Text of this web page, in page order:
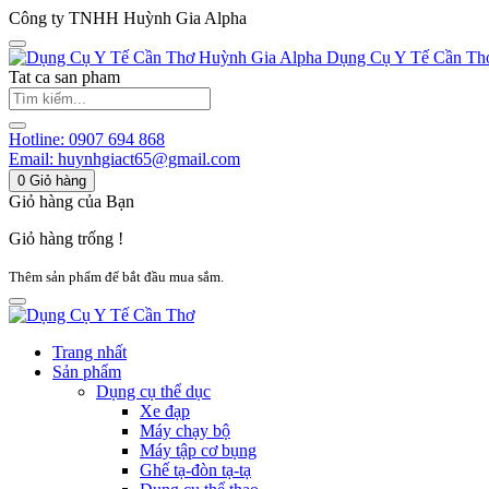
Công ty TNHH Huỳnh Gia Alpha
Huỳnh Gia Alpha Dụng Cụ Y Tế Cần
Tat ca san pham
Hotline: 0907 694 868
Email: huynhgiact65@gmail.com
0 Giỏ hàng
Giỏ hàng của Bạn
Giỏ hàng trống !
Thêm sản phẩm để bắt đầu mua sắm.
Trang nhất
Sản phẩm
Dụng cụ thể dục
Xe đạp
Máy chạy bộ
Máy tập cơ bụng
Ghế tạ-đòn tạ-tạ